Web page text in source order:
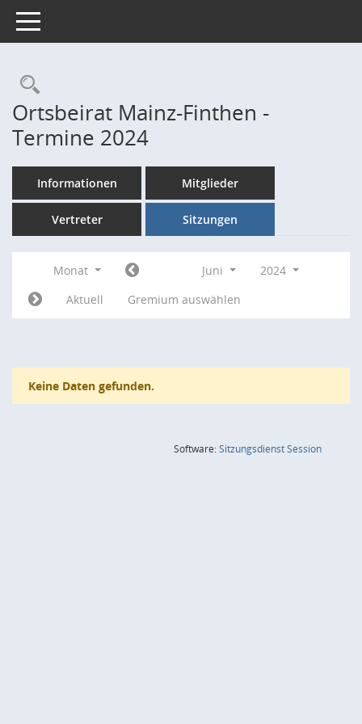
Toggle navigation
Rechercheauswahl
Ortsbeirat Mainz-Finthen -
Termine 2024
Informationen Mitglieder
Vertreter Sitzungen
Monat Juni
2024
Aktuell
Gremium auswählen
Keine Daten gefunden.
Software:SitzungsdienstSession(Wird in